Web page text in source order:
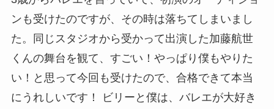
ンも受けたのですが、その時は落ちてしまいまし
た。同じスタジオから受かって出演した加藤航世
くんの舞台を観て、すごい！やっぱり僕もやりた
い！と思って今回も受けたので、合格できて本当
にうれしいです！ ビリーと僕は、バレエが大好き